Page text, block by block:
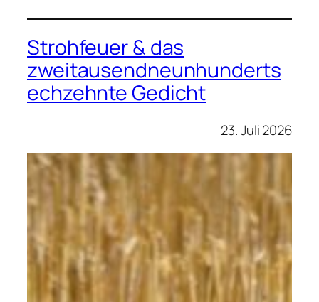
Strohfeuer & das
zweitausendneunhunderts
echzehnte Gedicht
23. Juli 2026